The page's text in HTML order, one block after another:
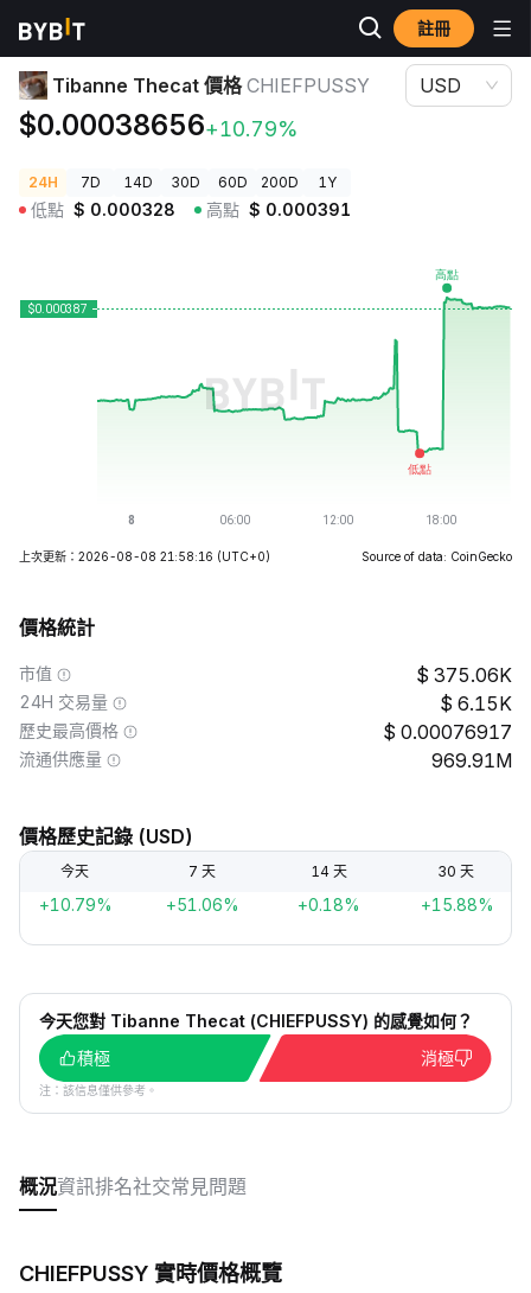
註冊
加密貨幣價格
Tibanne Thecat 價格 CHIEFPUSSY
$0.00038656+10.79%
USD
24H 7D 14D 30D 60D 200D 1Y
低點 $ 0.000328 高點 $ 0.000391
上次更新：2026-08-08 21:58:16 (UTC+0) Source of data: CoinGecko
價格統計
市值 375.06K
24H 交易量 6.15K
歷史最高價格 0.00076917
流通供應量 969.91M
價格歷史記錄 (USD)
今天 7 天 14 天 30 天
+10.79% +51.06% +0.18% +15.88%
今天您對 Tibanne Thecat (CHIEFPUSSY) 的感覺如何？
積極
消極
注：該信息僅供參考。
概況資訊排名社交常見問題
CHIEFPUSSY 實時價格概覽